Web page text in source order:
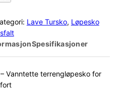
Lave Tursko, Løpesko
Spesifikasjoner
Vanntette terrengløpesko for